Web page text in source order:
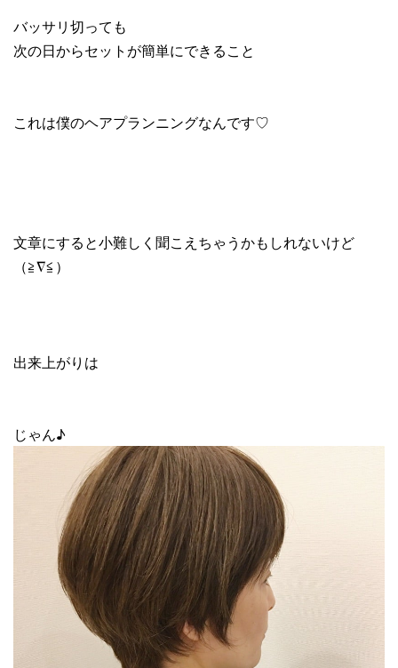
バッサリ切っても
次の日からセットが簡単にできること
これは僕のヘアプランニングなんです♡
文章にすると小難しく聞こえちゃうかもしれないけど
（≧∇≦）
出来上がりは
じゃん♪